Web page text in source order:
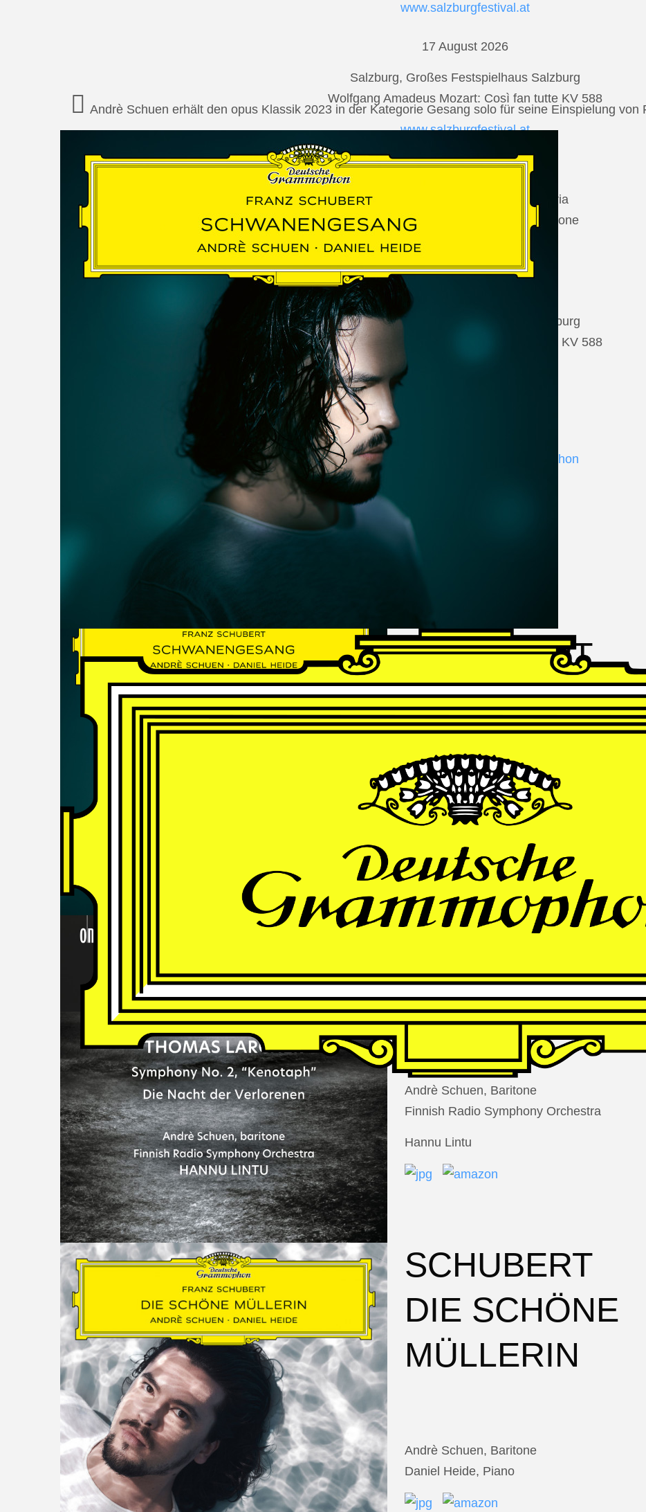
www.salzburgfestival.at
17 August 2026
Salzburg, Großes Festspielhaus Salzburg
Wolfgang Amadeus Mozart: Così fan tutte KV 588
www.salzburgfestival.at
20 August 2026
Vilabertran, Canònica de Santa Maria
Johannes Brahms: Die schöne Magelone
www.schubertiada.cat
Salzburg, Großes Festspielhaus Salzburg
Wolfgang Amadeus Mozart: Così fan tutte KV 588
www.salzburgfestival.at
Andrè Schuen at Deutsche Grammophon
SCHUBERT
Schwanengesang
Andrè Schuen, Baritone
Daniel Heide, Piano
THOMAS
LARCHER
Die Nacht der Verlorenen
Andrè Schuen, Baritone
Finnish Radio Symphony Orchestra
Hannu Lintu
SCHUBERT
DIE SCHÖNE
MÜLLERIN
Andrè Schuen, Baritone
Daniel Heide, Piano
Andrè Schuen erhält den opus Klassik 2023 in der Kategorie Gesang solo für seine Einspielung von